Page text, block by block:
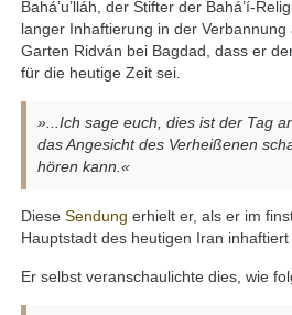
Bahá’u’lláh, der Stifter der Bahá’í-
langer Inhaftierung in der Verbannung
Garten Ridván bei Bagdad, dass er
für die heutige Zeit sei.
»...Ich sage euch, dies ist der Tag
das Angesicht des Verheißenen
hören kann.«
DieseSendung erhielt er, als er im
Hauptstadt des heutigen Iran inhaftiert
Er selbst veranschaulichte dies, wie